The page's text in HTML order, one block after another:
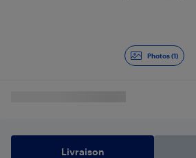
Photos (1)
Livraison